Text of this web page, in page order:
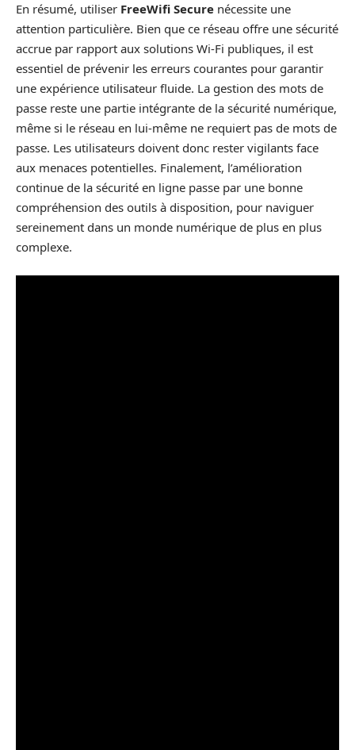
En résumé, utiliser FreeWifi Secure nécessite une
attention particulière. Bien que ce réseau offre une sécurité
accrue par rapport aux solutions Wi-Fi publiques, il est
essentiel de prévenir les erreurs courantes pour garantir
une expérience utilisateur fluide. La gestion des mots de
passe reste une partie intégrante de la sécurité numérique,
même si le réseau en lui-même ne requiert pas de mots de
passe. Les utilisateurs doivent donc rester vigilants face
aux menaces potentielles. Finalement, l’amélioration
continue de la sécurité en ligne passe par une bonne
compréhension des outils à disposition, pour naviguer
sereinement dans un monde numérique de plus en plus
complexe.